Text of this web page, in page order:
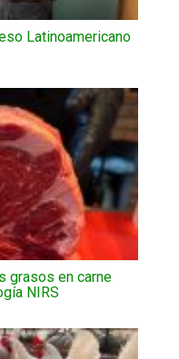
Latinoamericano
grasos en carne
NIRS